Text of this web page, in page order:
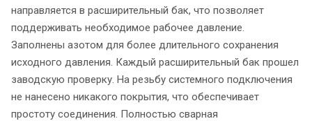
направляется в расширительный бак, что позволяет
поддерживать необходимое рабочее давление.
Заполнены азотом для более длительного сохранения
исходного давления. Каждый расширительный бак прошел
заводскую проверку. На резьбу системного подключения
не нанесено никакого покрытия, что обеспечивает
простоту соединения. Полностью сварная